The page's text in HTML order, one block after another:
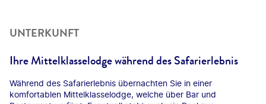
UNTERKUNFT
Ihre Mittelklasselodge während des Safarierlebnis
Während des Safarierlebnis übernachten Sie in einer
komfortablen Mittelklasselodge, welche über Bar und